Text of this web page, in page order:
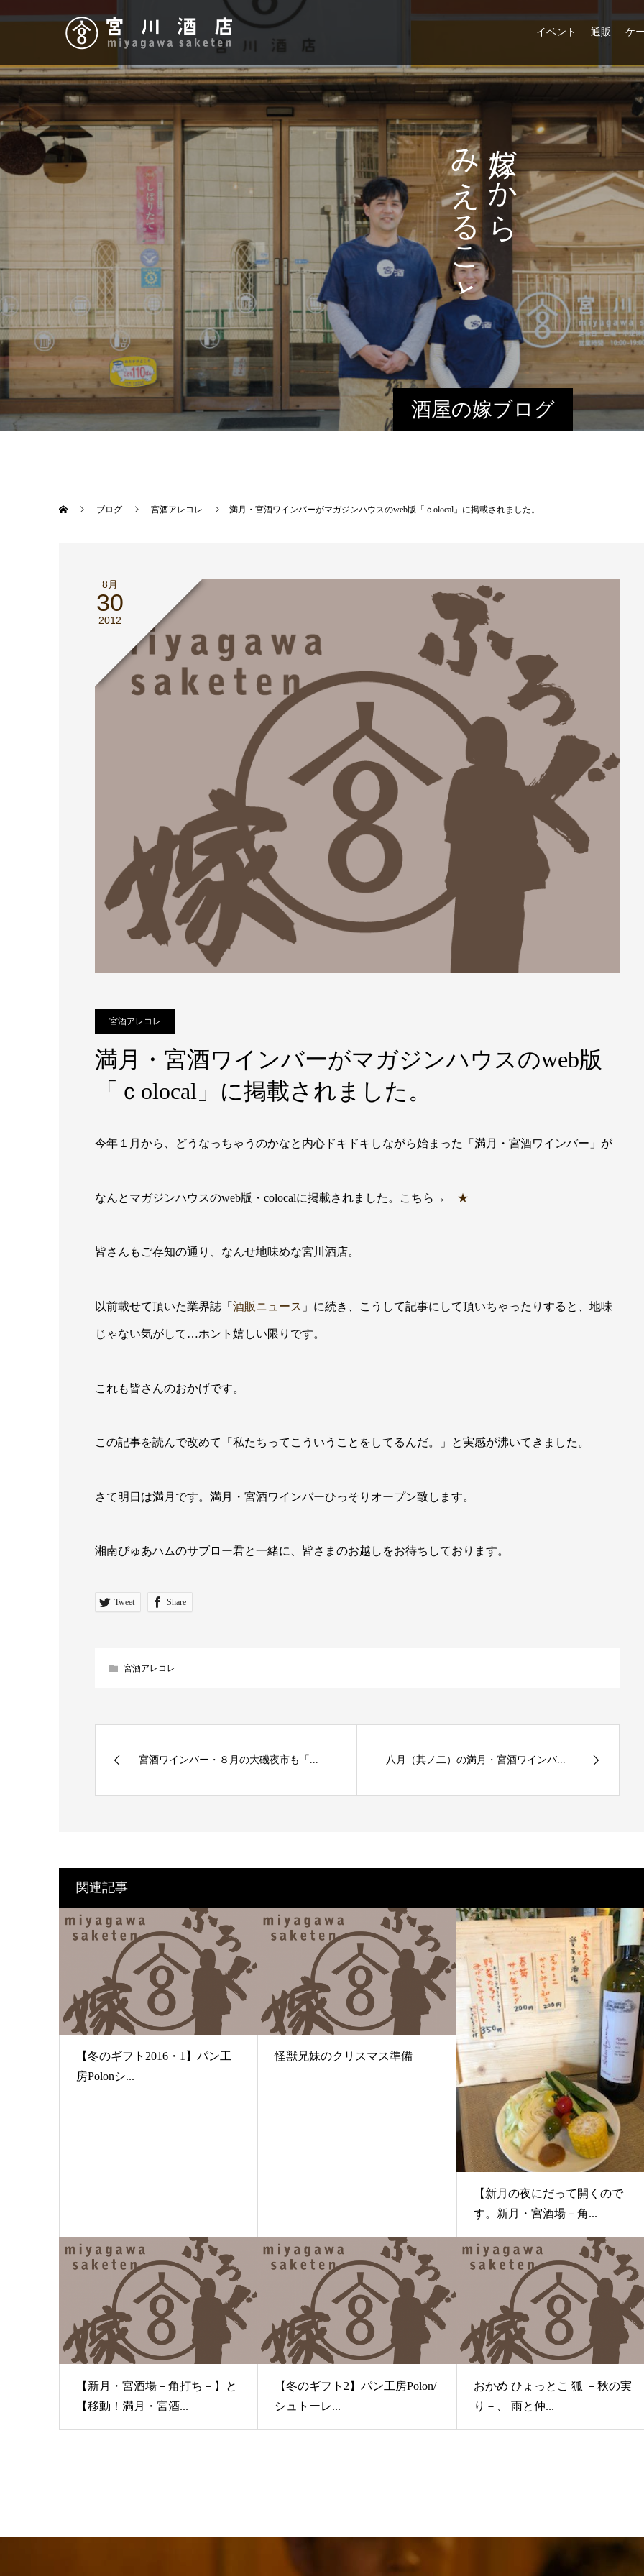
イベント 通販 ケ
酒屋の嫁ブログ
だ
か
ら
み
え
る
こ
と
ブログ 宮酒アレコレ 満月・宮酒ワインバーがマガジンハウスのweb版「ｃolocal」に掲載されました。
8月
30
2012
宮酒アレコレ
満月・宮酒ワインバーがマガジンハウスのweb版
「ｃolocal」に掲載されました。
今年１月から、どうなっちゃうのかなと内心ドキドキしながら始まった「満月・宮酒ワインバー」が
なんとマガジンハウスのweb版・colocalに掲載されました。こちら→ ★
皆さんもご存知の通り、なんせ地味めな宮川酒店。
以前載せて頂いた業界誌「 酒販ニュース 」に続き、こうして記事にして頂いちゃったりすると、地味
じゃない気がして…ホント嬉しい限りです。
これも皆さんのおかげです。
この記事を読んで改めて「私たちってこういうことをしてるんだ。」と実感が沸いてきました。
さて明日は満月です。満月・宮酒ワインバーひっそりオープン致します。
湘南ぴゅあハムのサブロー君と一緒に、皆さまのお越しをお待ちしております。
Tweet Share
宮酒アレコレ
宮酒ワインバー・８月の大磯夜市も「... 八月（其ノ二）の満月・宮酒ワインバ...
関連記事
【冬のギフト2016・1】パン工
房Polonシ...
怪獣兄妹のクリスマス準備
【新月の夜にだって開くので
す。新月・宮酒場－角...
【新月・宮酒場－角打ち－】と
【移動！満月・宮酒...
【冬のギフト2】パン工房Polon/
シュトーレ...
おかめ ひょっとこ 狐 －秋の実
り－、 雨と仲...